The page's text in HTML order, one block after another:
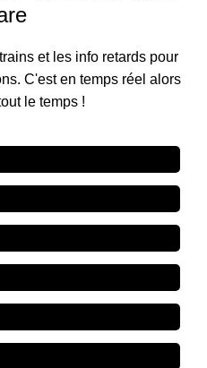
et les info retards pour
C'est en temps réel alors
le temps !